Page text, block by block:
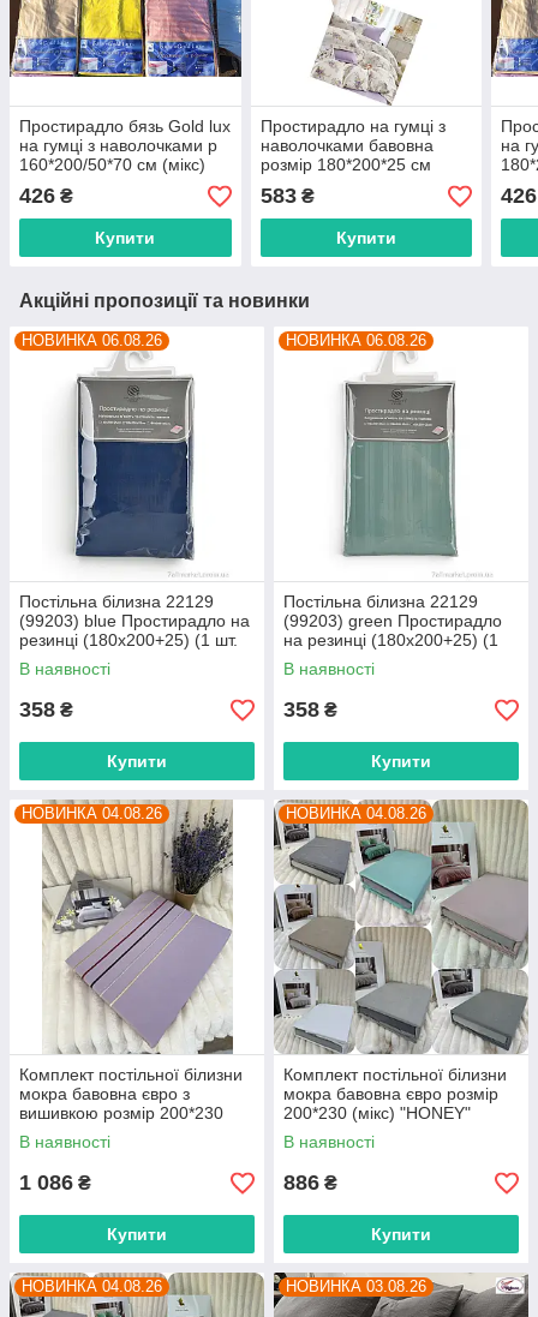
Простирадло бязь Gold lux
на гумці з наволочками р
160*200/50*70 см (мікс)
"BOLERO" недорого від
прямого постачальника
426 ₴
Купити
Простирадло на гумці з
наволочками бавовна
розмір 180*200*25 см
(мікс) "BOLERO" недорого
від прямого
постачальника
583₴
Купити
на
426
Акційні пропозиції та новинки
НОВИНКА 06.08.26
Постільна білизна 22129
(99203) blue Простирадло на
резинці (180x200+25) (1 шт.
р.сітка One size) "Obuvok"
оптом від прямого
В наявності
358 ₴
Купити
НОВИНКА 06.08.26
Постільна білизна 22129
(99203) green Простирадло
на резинці (180x200+25) (1
шт. р.сітка One size) "Obuvok"
оптом від прямого
В наявності
358 ₴
Купити
НОВИНКА 04.08.26
Комплект постільної білизни
мокра бавовна євро з
вишивкою розмір 200*230
(мікс) "HONEY" недорого від
прямого постачальника
В наявності
1 086 ₴
Купити
НОВИНКА 04.08.26
Комплект постільної білизни
мокра бавовна євро розмір
200*230 (мікс) "HONEY"
недорого від прямого
постачальника
В наявності
886 ₴
Купити
НОВИНКА 04.08.26 НОВИНКА 03.08.26